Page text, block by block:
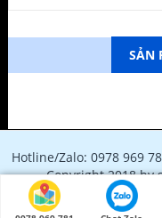
SẢN
Hotline/Zalo: 0978 969
Copyright 2018 by